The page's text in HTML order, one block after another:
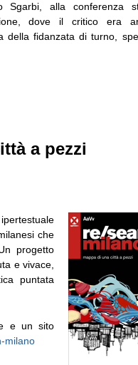
Sgarbi, alla conferenza
dove il critico era
della fidanzata di turno,
a pezzi
che
progetto
e vivace,
puntata
e un sito
milano